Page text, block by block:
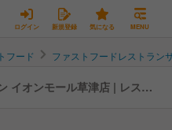
ログイン 新規登録 気になる MENU
フード ファストフードレストラン
イオンモール草津店 | レスト